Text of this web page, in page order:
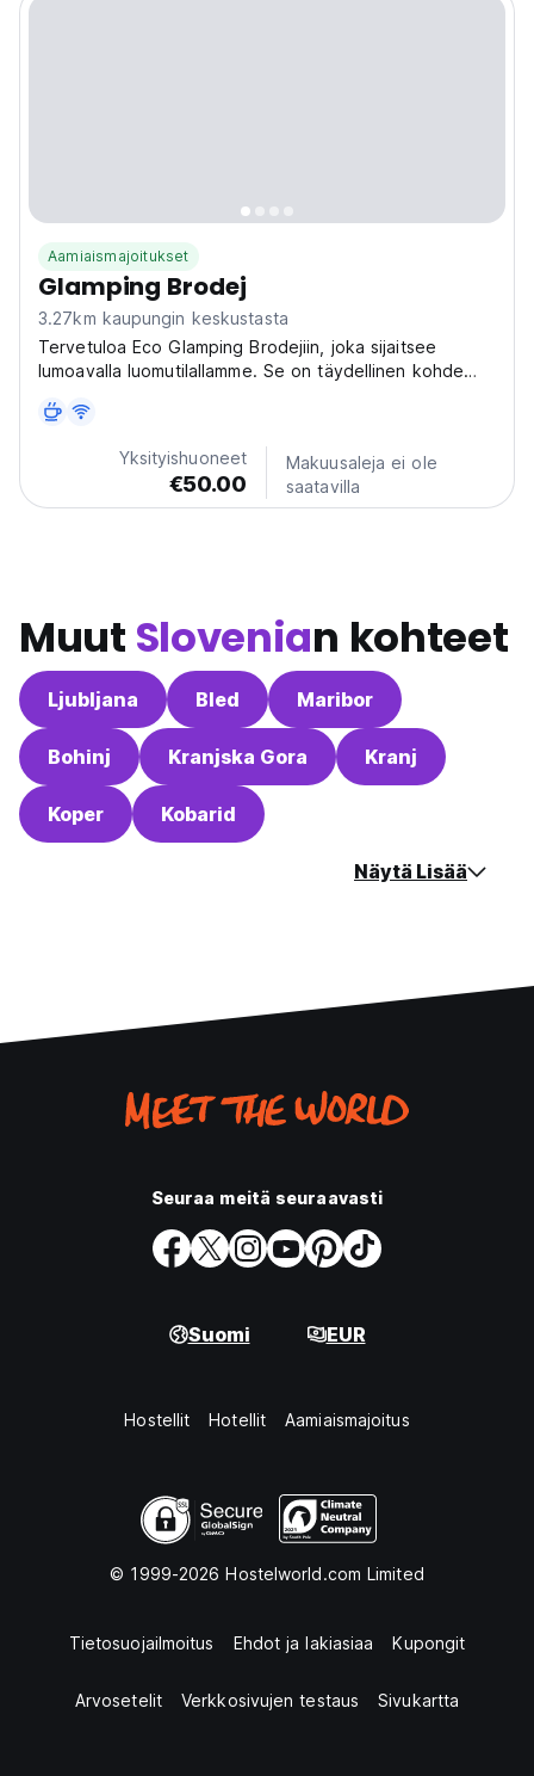
Aamiaismajoitukset
Glamping Brodej
3.27km kaupungin keskustasta
Tervetuloa Eco Glamping Brodejiin, joka sijaitsee
lumoavalla luomutilallamme. Se on täydellinen kohde
kaupunkielämän kaoottisesta rytmistä.
Yksityishuoneet
€50.00
Makuusaleja ei ole
saatavilla
Muut Slovenian kohteet
Ljubljana Bled Maribor
Bohinj Kranjska Gora Kranj
Koper Kobarid
Näytä Lisää
Seuraa meitä seuraavasti
Suomi EUR
Hostellit Hotellit Aamiaismajoitus
© 1999-2026 Hostelworld.com Limited
Tietosuojailmoitus Ehdot ja lakiasiaa Kupongit
Arvosetelit Verkkosivujen testaus Sivukartta